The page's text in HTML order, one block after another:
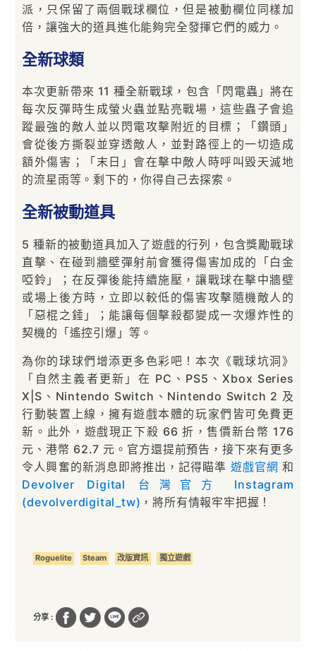
派，只保留了兩個戰球欄位，但是被動欄位同樣加
倍，讓強大的道具進化能夠完全發揮它們的威力。
全新球類
本次更新帶來 11 種全新戰球，包含「閃電蟲」將在
每次反彈時生成螢火蟲並點亮戰場，這些蟲子會追
蹤最強的敵人並以閃電攻擊附近的目標；「鑽頭」
會從後方撕裂並穿透敵人，並對路徑上的一切造成
額外傷害；「末日」會在擊中敵人時呼叫毀天滅地
的流星雨等。剩下的，你得自己去探索。
全新被動道具
5 種新的被動道具加入了遊戲的行列，包含獎勵戰球
直擊、在碰到牆壁彈射前會獲得傷害加成的「白金
啞鈴」；在反彈後能持續施壓，讓戰球在擊中牆壁
或場上後方時，立即以較低的傷害攻擊隨機敵人的
「惡棍之錘」；能讓每個擊殺都變成一次爆炸性的
契機的「遙控引爆」等。
為你的球球們增添更多色彩吧！本次《戰球坑洞》
「自然主義者更新」在 PC、PS5、Xbox Series
X|S、Nintendo Switch、Nintendo Switch 2 及
行動裝置上線，擁有遊戲本體的玩家們皆可免費更
新。此外，遊戲現正下殺 66 折，售價新台幣 176
元、港幣 62.7 元。官方還提前預告，接下來有更多
令人興奮的新消息即將推出，記得瞄準 遊戲官網 和
Devolver Digital 台灣官方 Instagram
(devolverdigital_tw) ，將所有情報牢牢把握！
Roguelite Steam 改版資訊 獨立遊戲
分享 :